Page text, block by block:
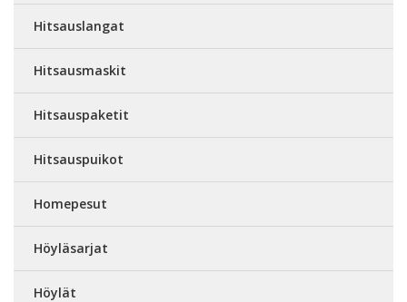
Hitsauslangat
Hitsausmaskit
Hitsauspaketit
Hitsauspuikot
Homepesut
Höyläsarjat
Höylät